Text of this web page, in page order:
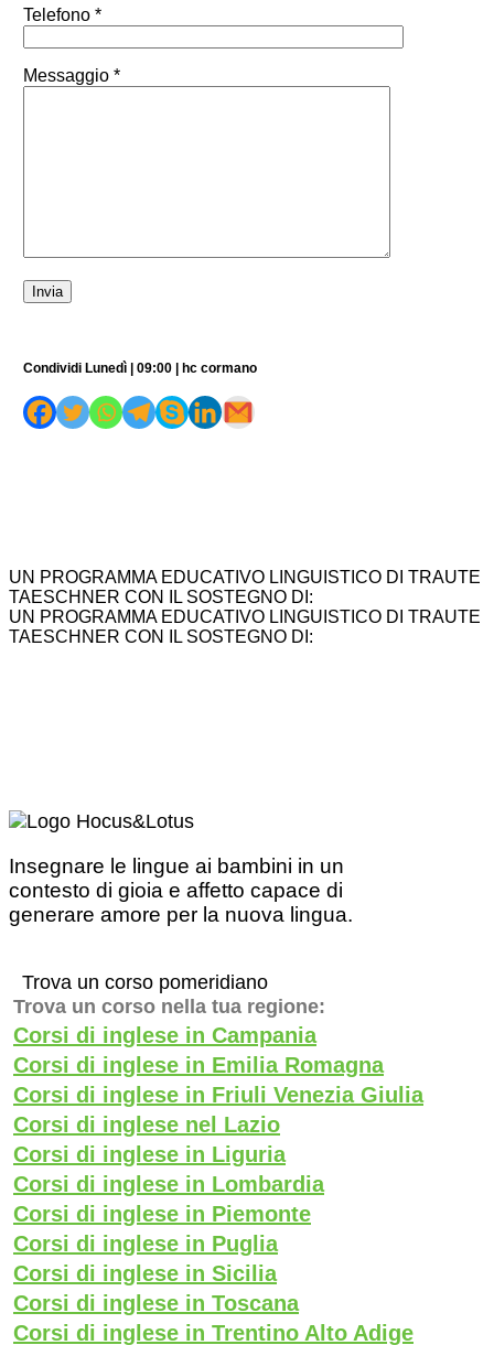
Telefono *
Messaggio *
Condividi Lunedì | 09:00 | hc cormano
UN PROGRAMMA EDUCATIVO LINGUISTICO DI TRAUTE
TAESCHNER CON IL SOSTEGNO DI:
UN PROGRAMMA EDUCATIVO LINGUISTICO DI TRAUTE
TAESCHNER CON IL SOSTEGNO DI:
Insegnare le lingue ai bambini in un
contesto di gioia e affetto capace di
generare amore per la nuova lingua.
Trova un corso pomeridiano
Trova un corso nella tua regione:
Corsi di inglese in Campania
Corsi di inglese in Emilia Romagna
Corsi di inglese in Friuli Venezia Giulia
Corsi di inglese nel Lazio
Corsi di inglese in Liguria
Corsi di inglese in Lombardia
Corsi di inglese in Piemonte
Corsi di inglese in Puglia
Corsi di inglese in Sicilia
Corsi di inglese in Toscana
Corsi di inglese in Trentino Alto Adige